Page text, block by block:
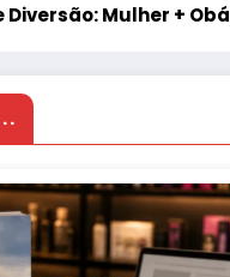
Diversão: Mulher + Obá